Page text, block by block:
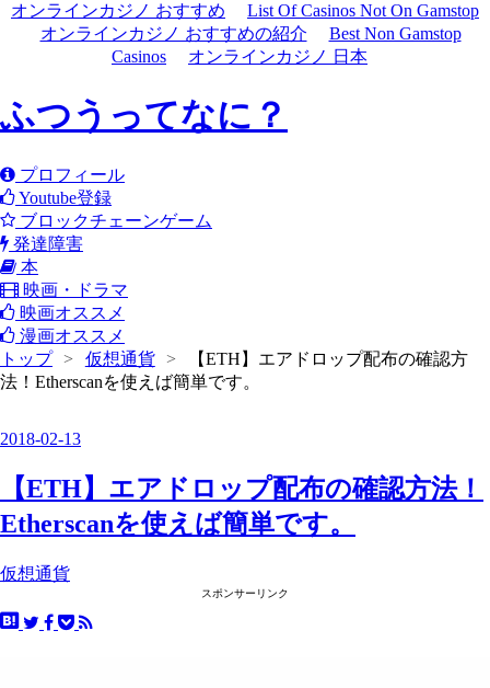
オンラインカジノ おすすめ
List Of Casinos Not On Gamstop
オンラインカジノ おすすめの紹介
Best Non Gamstop
Casinos
オンラインカジノ 日本
ふつうってなに？
プロフィール
Youtube登録
ブロックチェーンゲーム
発達障害
本
映画・ドラマ
映画オススメ
漫画オススメ
トップ
> 仮想通貨 >
【ETH】エアドロップ配布の確認方
法！Etherscanを使えば簡単です。
2018-02-13
【ETH】エアドロップ配布の確認方法！
Etherscanを使えば簡単です。
仮想通貨
スポンサーリンク